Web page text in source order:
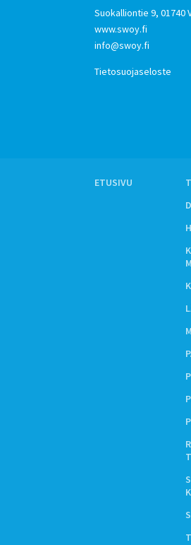
Suokalliontie 9, 01740
www.swoy.fi
info@swoy.fi
Tietosuojaseloste
ETUSIVU